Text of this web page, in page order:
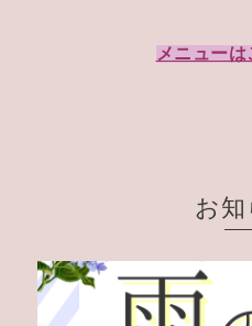
メニューは
お知